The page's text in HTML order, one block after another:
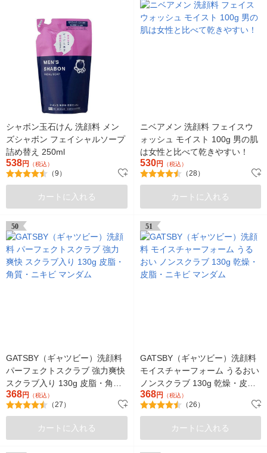
シャボン玉石けん 洗顔料 メン
ズシャボン フェイシャルソープ
詰め替え 250ml
538円 （税込）
（9）
カートに入れる
ニベアメン 洗顔料 フェイスウ
ォッシュ モイスト 100g 男の肌
は女性と比べて乾きやすい！
530円 （税込）
（28）
カートに入れる
50
GATSBY（ギャツビー）洗顔料
パーフェクトスクラブ 強力爽快
スクラブ入り 130g 皮脂・角
質・ニキビ マンダム
368円 （税込）
（27）
カートに入れる
51
GATSBY（ギャツビー）洗顔料
モイスチャーフォーム うるおい
ノンスクラブ 130g 乾燥・皮
脂・ニキビ マンダム
368円 （税込）
（26）
カートに入れる